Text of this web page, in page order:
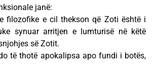
janë:
filozofike e cil thekson që Zoti është i
synuar arritjen e lumturisë në këtë
së Zotit.
të thotë apokalipsa apo fundi i botës,